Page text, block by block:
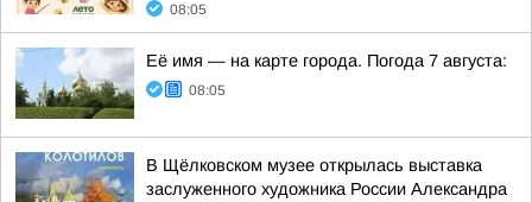
08:05
Её имя — на карте города. Погода 7 августа:
08:05
В Щёлковском музее открылась выставка
заслуженного художника России Александра